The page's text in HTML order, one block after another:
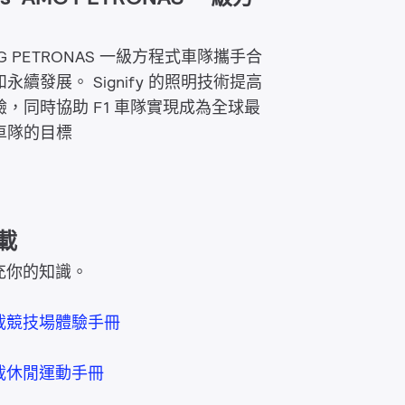
一級方程式車隊攜手合
續發展。 Signify 的照明技術提高
同時協助 F1 車隊實現成為全球最
隊的目標
你的知識。
競技場體驗手冊
休閒運動手冊